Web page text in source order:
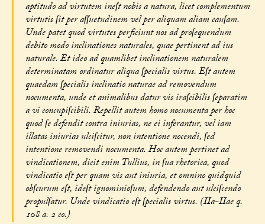
aptitudo ad virtutem ineſt nobis a natura, licet complementum
virtutis ſit per aſſuetudinem vel per aliquam aliam cauſam.
Unde patet quod virtutes perficiunt nos ad proſequendum
debito modo inclinationes naturales, quae pertinent ad ius
naturale. Et ideo ad quamlibet inclinationem naturalem
determinatam ordinatur aliqua ſpecialis virtus. Eſt autem
quaedam ſpecialis inclinatio naturae ad removendum
nocumenta, unde et animalibus datur vis iraſcibilis ſeparatim
a vi concupiſcibili. Repellit autem homo nocumenta per hoc
quod ſe defendit contra iniurias, ne ei inferantur, vel iam
illatas iniurias ulciſcitur, non intentione nocendi, ſed
intentione removendi nocumenta. Hoc autem pertinet ad
vindicationem, dicit enim Tullius, in ſua rhetorica, quod
vindicatio eſt per quam vis aut iniuria, et omnino quidquid
obſcurum eſt, ideſt ignominioſum, defendendo aut ulciſcendo
propulſatur. Unde vindicatio eſt ſpecialis virtus. (IIa-IIae q.
108 a. 2 co.)